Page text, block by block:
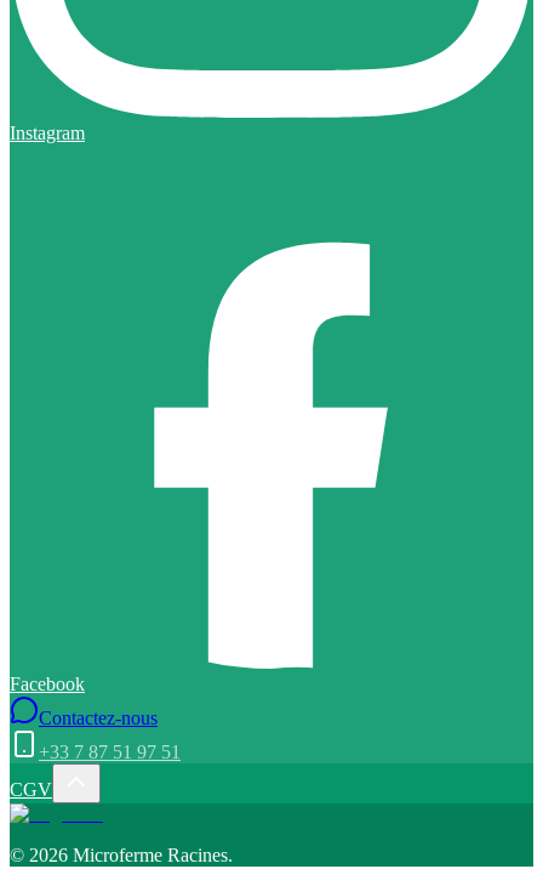
Instagram
Facebook
Contactez-nous
+33 7 87 51 97 51
CGV
© 2026 Microferme Racines.